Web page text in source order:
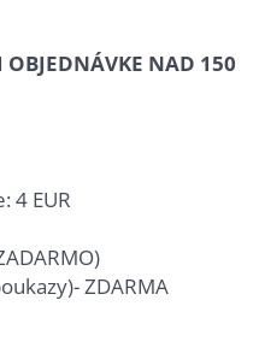
NAD 150
4 EUR
ZDARMA